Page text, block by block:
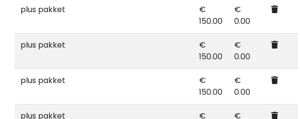
plus pakket
€
150.00
€
0.00
plus pakket
€
150.00
€
0.00
plus pakket
€
150.00
€
0.00
plus pakket
€
€